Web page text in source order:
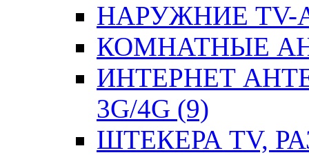
НАРУЖНИЕ
КОМНАТНЫЕ
ИНТЕРНЕТ
3G/4G (9)
ШТЕКЕРА TV,